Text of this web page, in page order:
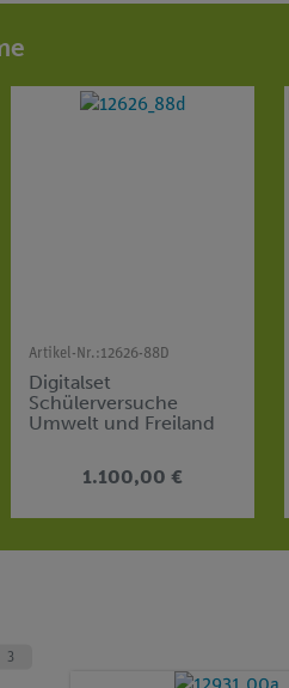
Artikel-Nr.:12626-88D
Digitalset
Schülerversuche
Umwelt und Freiland
advanced Biologie
1.100,00 €
3